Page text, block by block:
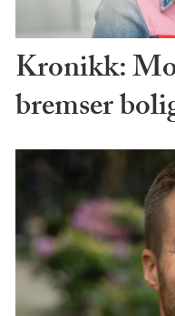
Kronikk:
bremser